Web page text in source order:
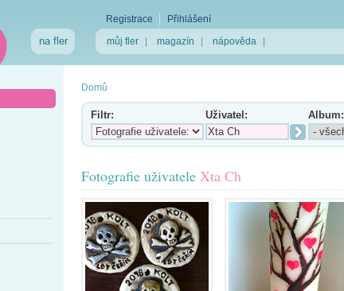
na fler
Registrace
Přihlášení
můj fler
magazín nápověda
Domů
Filtr: Uživatel: Album:
Fotografie uživatele Xta Ch